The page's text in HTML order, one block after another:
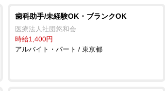
歯科助手/未経験OK・ブランクOK
医療法人社団悠和会
時給1,400円
アルバイト・パート / 東京都